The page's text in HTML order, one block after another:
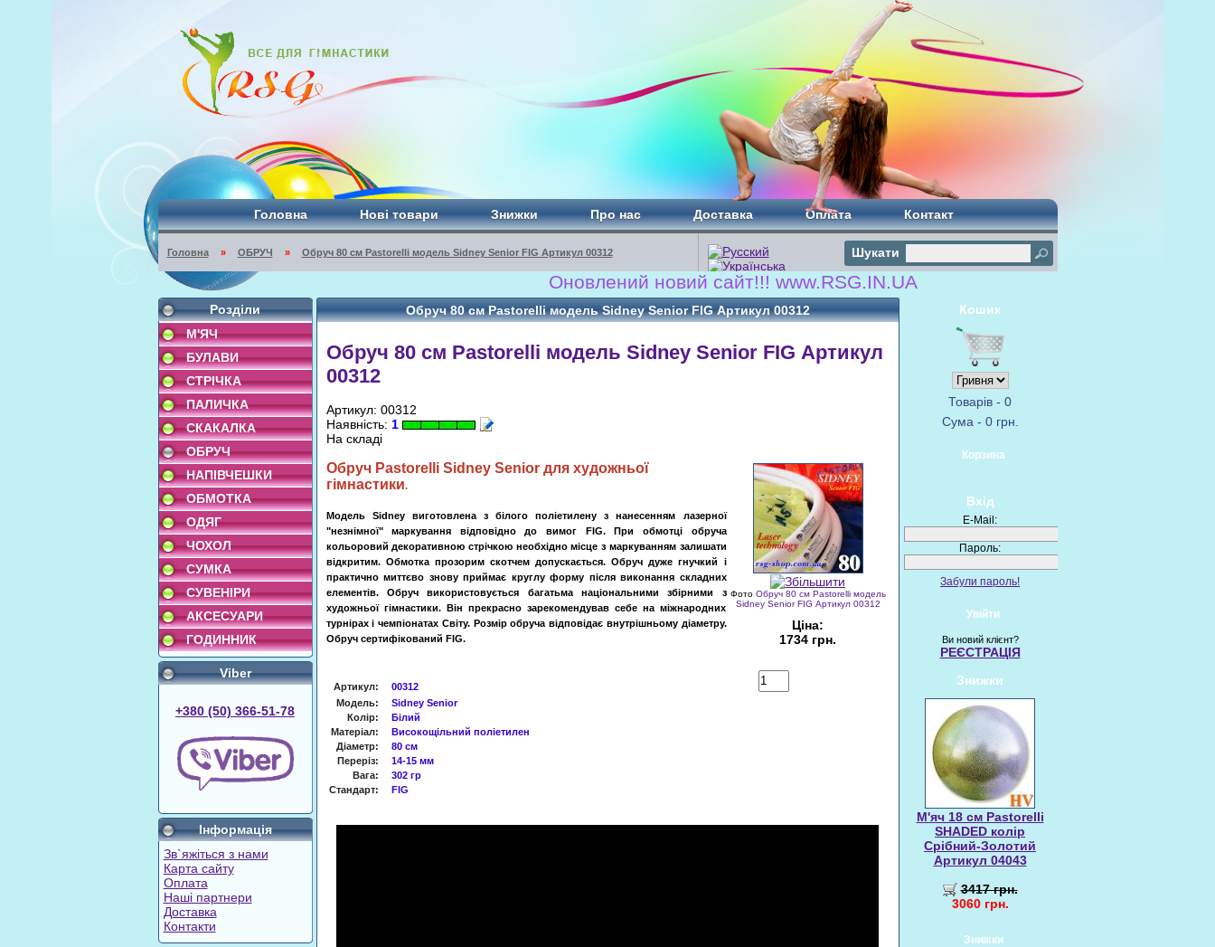
Головна Нові товари Знижки Про нас Доставка Оплата Контакт
Головна » ОБРУЧ » Обруч 80 cм Pastorelli модель Sidney Senior FIG Артикул 00312 Шукати
Оновлений новий сайт!!! www.RSG.IN.UA
Розділи
М'ЯЧ
БУЛАВИ
СТРІЧКА
ПАЛИЧКА
СКАКАЛКА
ОБРУЧ
НАПІВЧЕШКИ
ОБМОТКА
ОДЯГ
ЧОХОЛ
СУМКА
СУВЕНІРИ
АКСЕСУАРИ
ГОДИННИК
Viber
+380 (50) 366-51-78
Інформація
Зв`яжіться з нами
Карта сайту
Оплата
Наші партнери
Доставка
Контакти
Обруч 80 cм Pastorelli модель Sidney Senior FIG Артикул 00312
Обруч 80 cм Pastorelli модель Sidney Senior FIG Артикул
00312
Артикул: 00312
Наявність: 1
На складі
Фото Обруч 80 cм Pastorelli модель
Sidney Senior FIG Артикул 00312
Ціна:
1734 грн.
Обруч Pastorelli Sidney Senior для художньої
гімнастики.
Модель Sidney виготовлена ​​з білого поліетилену з нанесенням лазерної
"незнімної" маркування відповідно до вимог FIG. При обмотці обруча
кольоровий декоративною стрічкою необхідно місце з маркуванням залишати
відкритим. Обмотка прозорим скотчем допускається. Обруч дуже гнучкий і
практично миттєво знову приймає круглу форму після виконання складних
елементів. Обруч використовується багатьма національними збірними з
художньої гімнастики. Він прекрасно зарекомендував себе на міжнародних
турнірах і чемпіонатах Світу. Розмір обруча відповідає внутрішньому діаметру.
Обруч сертифікований FIG.
Артикул:
00312
Модель:
Sidney Senior
Колір:
Білий
Матеріал:
Високощільний поліетилен
Діаметр:
80 см
Переріз:
14-15 мм
Вага:
302 гр
Стандарт:
FIG
Кошик
Товарів - 0
Сума - 0 грн.
Корзина
Вхід
E-Mail:
Пароль:
Забули пароль!
Увійти
Ви новий клієнт?
РЕЄСТРАЦІЯ
Знижки
М'яч 18 см Pastorelli
SHADED колір
Срібний-Золотий
Артикул 04043
3417 грн.
3060 грн.
Знижки